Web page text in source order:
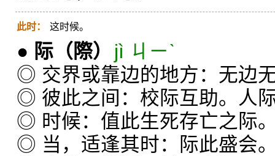
此时： 这时候。
● 际 （際）
jì ㄐㄧˋ
◎ 交界或靠边的地方：无边
◎ 彼此之间：校际互助。人
◎ 时候：值此生死存亡之际
◎ 当，适逢其时：际此盛会